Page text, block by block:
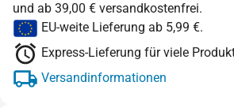
und ab 39,00 € versandkostenfrei.
EU-weite Lieferung ab 5,99 €.
Express-Lieferung für viele
Versandinformationen